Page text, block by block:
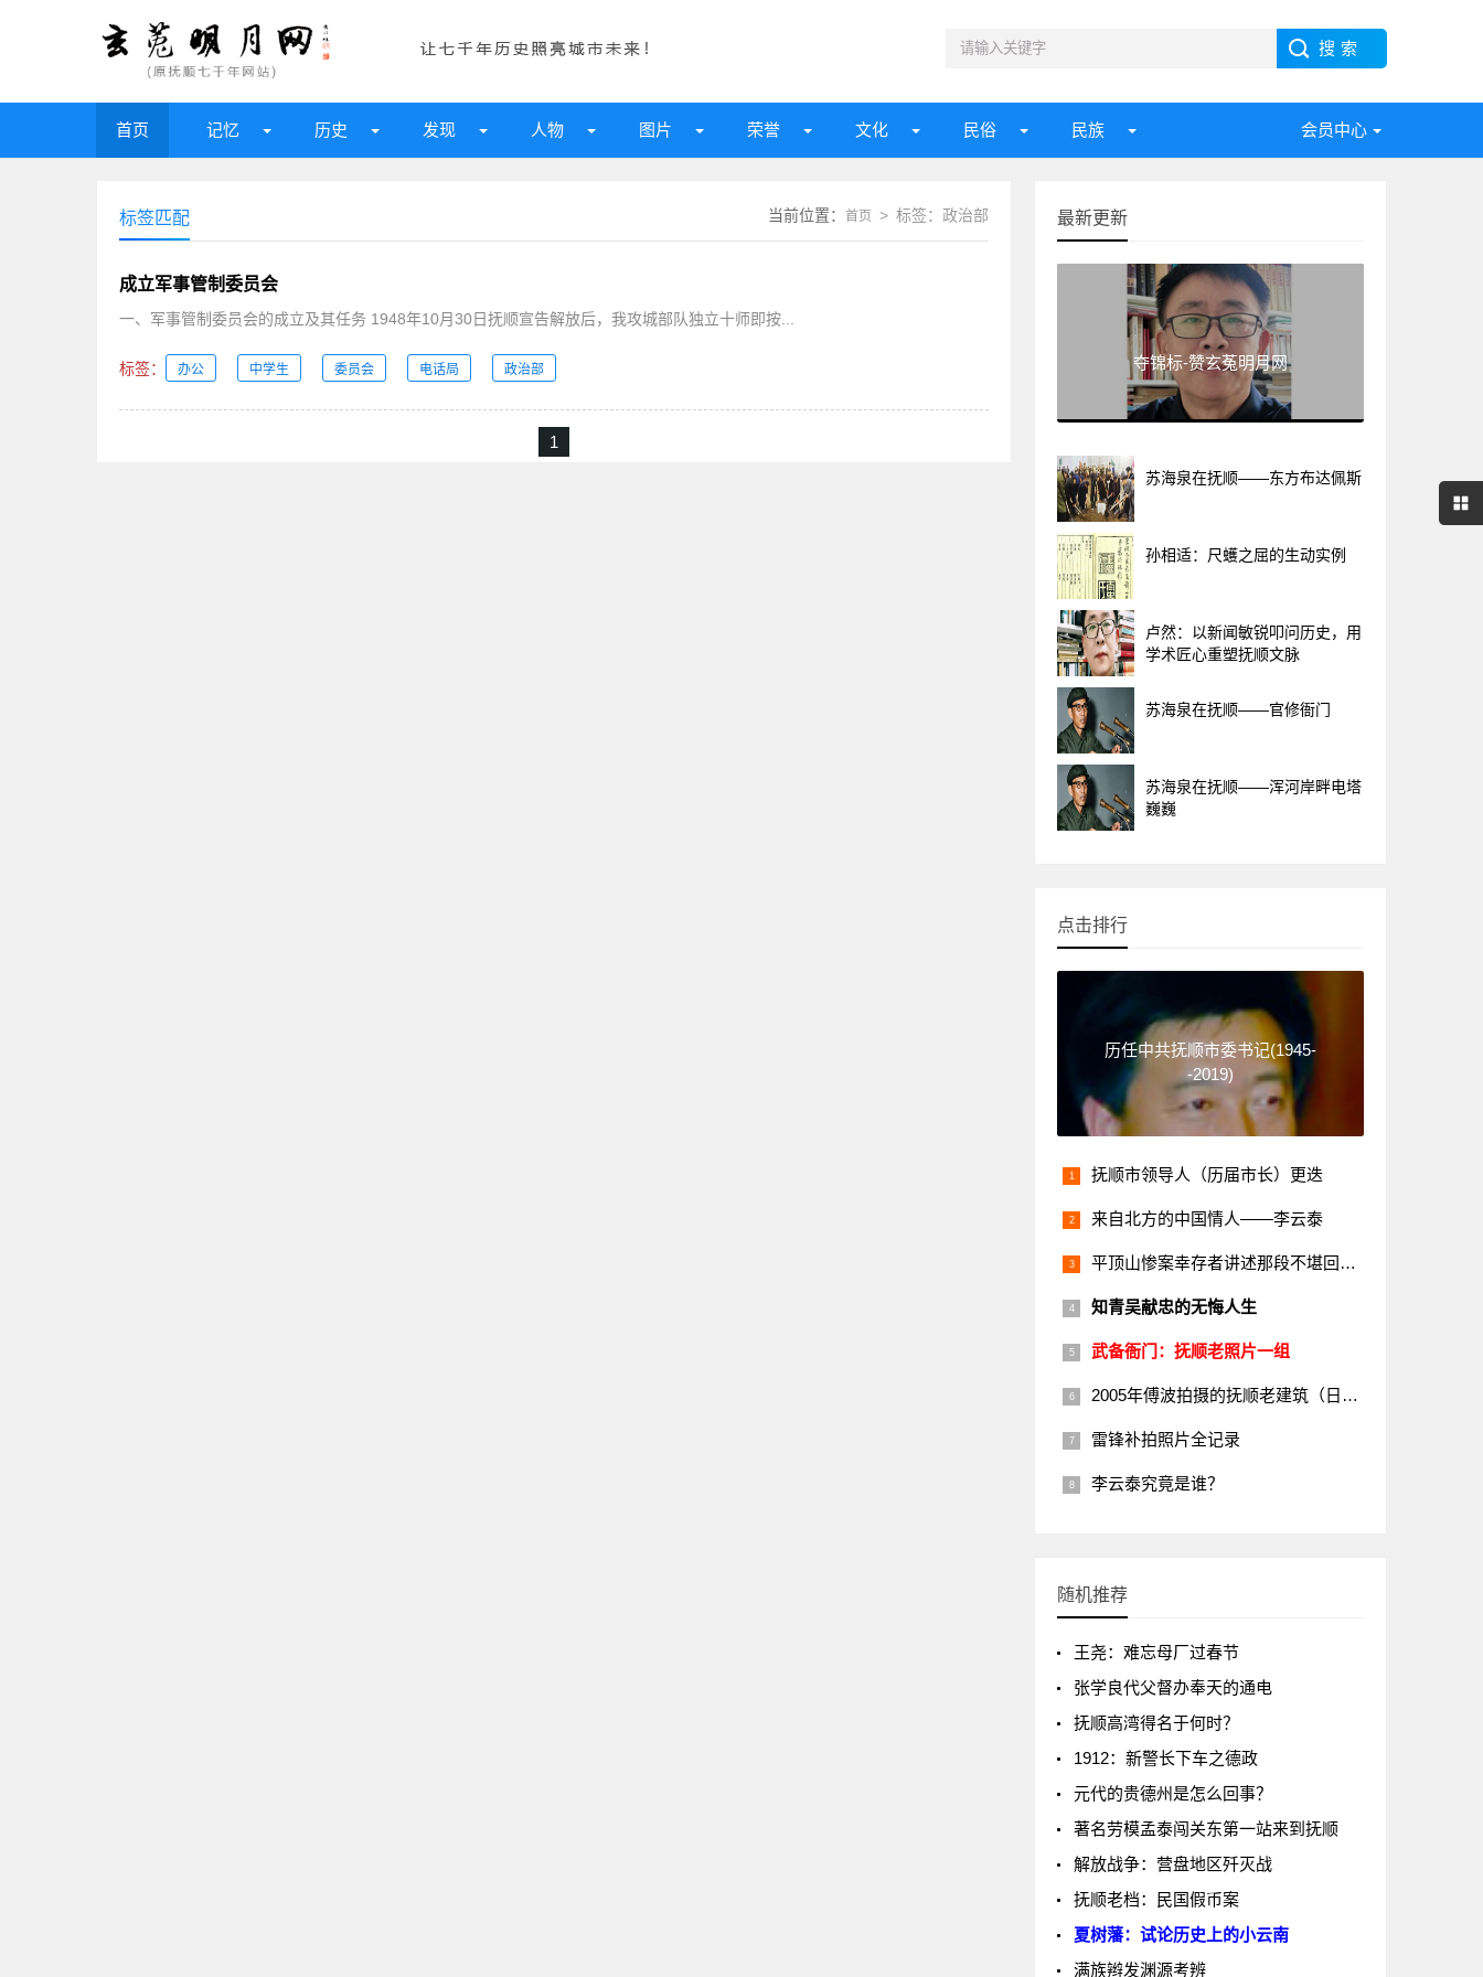
首页 记忆 历史 发现 人物 图片 荣誉 文化 民俗 民族 会员中心
当前位置： 首页 > 标签：政治部
标签匹配
成立军事管制委员会
一、军事管制委员会的成立及其任务 1948年10月30日抚顺宣告解放后，我攻城部队独立十师即按...
标签： 办公 中学生 委员会 电话局 政治部
1
最新更新
夺锦标-赞玄菟明月网
苏海泉在抚顺——东方布达佩斯
孙相适：尺蠖之屈的生动实例
卢然：以新闻敏锐叩问历史，用
学术匠心重塑抚顺文脉
苏海泉在抚顺——官修衙门
苏海泉在抚顺——浑河岸畔电塔
巍巍
点击排行
历任中共抚顺市委书记(1945-
-2019)
抚顺市领导人（历届市长）更迭
来自北方的中国情人——李云泰
平顶山惨案幸存者讲述那段不堪回首的历史
知青吴献忠的无悔人生
武备衙门：抚顺老照片一组
2005年傅波拍摄的抚顺老建筑（日本楼）
雷锋补拍照片全记录
李云泰究竟是谁？
随机推荐
王尧：难忘母厂过春节
张学良代父督办奉天的通电
抚顺高湾得名于何时？
1912：新警长下车之德政
元代的贵德州是怎么回事？
著名劳模孟泰闯关东第一站来到抚顺
解放战争：营盘地区歼灭战
抚顺老档：民国假币案
夏树藩：试论历史上的小云南
满族辫发渊源考辨